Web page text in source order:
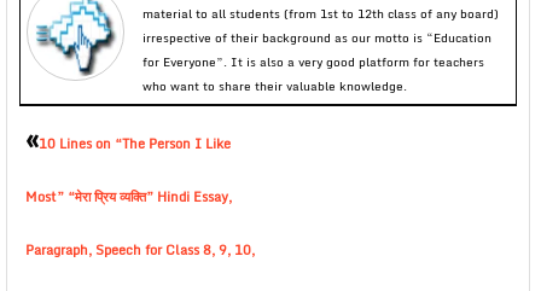
material to all students (from 1st to 12th class of any board)
irrespective of their background as our motto is “Education
for Everyone”. It is also a very good platform for teachers
who want to share their valuable knowledge.
«10 Lines on “The Person I Like
Most” “मेरा प्रिय व्यक्ति” Hindi Essay,
Paragraph, Speech for Class 8, 9, 10,